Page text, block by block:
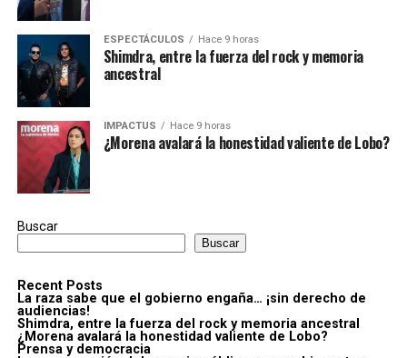
ESPECTÁCULOS Hace 9 horas
Shimdra, entre la fuerza del rock y memoria
ancestral
IMPACTUS Hace 9 horas
¿Morena avalará la honestidad valiente de Lobo?
Buscar
Buscar
Recent Posts
La raza sabe que el gobierno engaña… ¡sin derecho de
audiencias!
Shimdra, entre la fuerza del rock y memoria ancestral
¿Morena avalará la honestidad valiente de Lobo?
Prensa y democracia